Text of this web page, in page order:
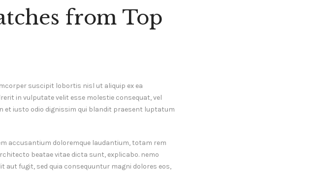
from Top
suscipit lobortis nisl ut aliquip ex ea
in vulputate velit esse molestie consequat, vel
et iusto odio dignissim qui blandit praesent luptatum
accusantium doloremque laudantium, totam rem
beatae vitae dicta sunt, explicabo. nemo
fugit, sed quia consequuntur magni dolores eos,